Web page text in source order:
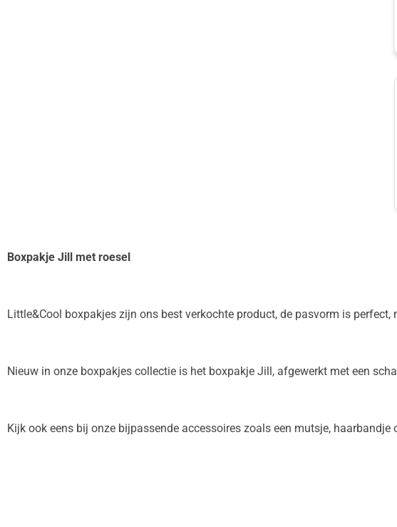
Boxpakje Jill met roesel
Little&Cool boxpakjes zijn ons best verkochte product, de pasvorm is
Nieuw in onze boxpakjes collectie is het boxpakje Jill, afgewerkt met een
Kijk ook eens bij onze bijpassende accessoires zoals een mutsje,